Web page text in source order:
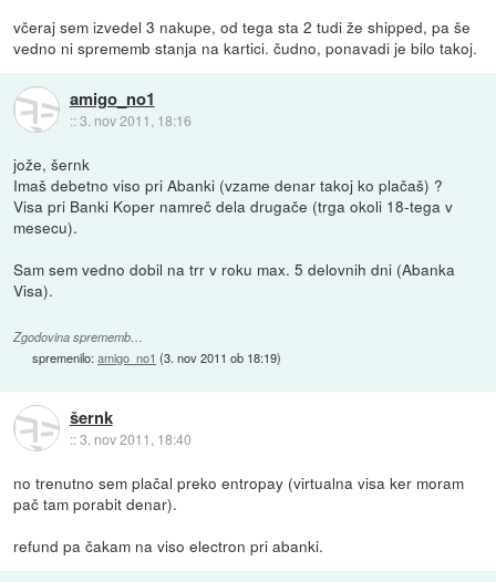
včeraj sem izvedel 3 nakupe, od tega sta 2 tudi že shipped, pa še
vedno ni sprememb stanja na kartici. čudno, ponavadi je bilo takoj.
amigo_no1
::3. nov 2011, 18:16
jože, šernk
Imaš debetno viso pri Abanki (vzame denar takoj ko plačaš) ?
Visa pri Banki Koper namreč dela drugače (trga okoli 18-tega v
mesecu).
Sam sem vedno dobil na trr v roku max. 5 delovnih dni (Abanka
Visa).
Zgodovina sprememb…
spremenilo:amigo_no1 (3. nov 2011 ob 18:19)
šernk
::3. nov 2011, 18:40
no trenutno sem plačal preko entropay (virtualna visa ker moram
pač tam porabit denar).
refund pa čakam na viso electron pri abanki.